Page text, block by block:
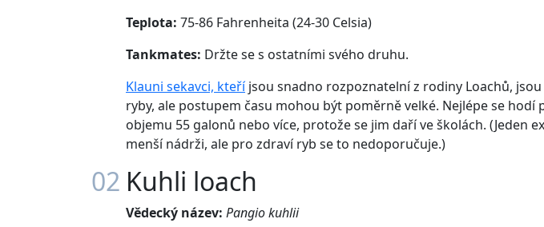
Teplota: 75-86 Fahrenheita (24-30 Celsia)
Tankmates: Držte se s ostatními svého druhu.
Klauni sekavci, kteříjsou snadno rozpoznatelní z rodiny Loachů,
ryby, ale postupem času mohou být poměrně velké. Nejlépe se hodí
objemu 55 galonů nebo více, protože se jim daří ve školách. (Jeden
menší nádrži, ale pro zdraví ryb se to nedoporučuje.)
02 Kuhli loach
Vědecký název: Pangio kuhlii